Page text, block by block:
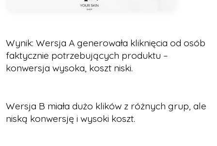
Wynik: Wersja A generowała kliknięcia od osób
faktycznie potrzebujących produktu –
konwersja wysoka, koszt niski.
Wersja B miała dużo klików z różnych grup, ale
niską konwersję i wysoki koszt.